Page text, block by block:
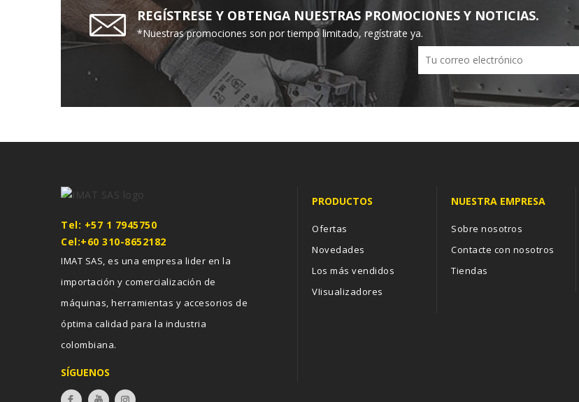
REGÍSTRESE Y OBTENGA NUESTRAS PROMOCIONES Y NOTICIAS.
*Nuestras promociones son por tiempo limitado, regístrate ya.
Tel: +57 1 7945750
Cel:+60 310-8652182
IMAT SAS, es una empresa lider en la
importación y comercialización de
máquinas, herramientas y accesorios de
óptima calidad para la industria
colombiana.
PRODUCTOS
Ofertas
Novedades
Los más vendidos
VIisualizadores
NUESTRA EMPRESA
Sobre nosotros
Contacte con nosotros
Tiendas
SÍGUENOS